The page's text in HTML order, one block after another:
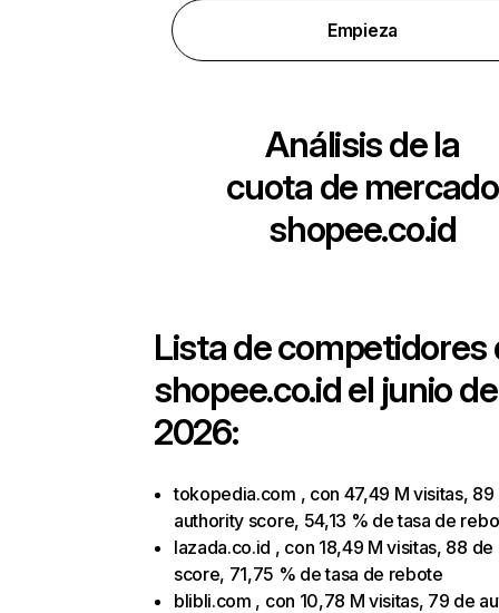
Empieza
Análisis de la
cuota de mercado
shopee.co.id
Lista de competidores
shopee.co.idel junio de
2026:
tokopedia.com , con 47,49 M visitas, 89
authority score, 54,13 % de tasa de
lazada.co.id , con 18,49 M visitas, 88
score, 71,75 % de tasa de rebote
blibli.com , con 10,78 M visitas, 79 de